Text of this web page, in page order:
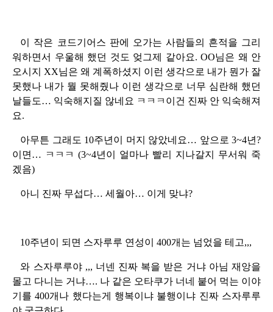
이 작은 코드기어스 판에 오가는 사람들의 흔적을 그리
워하면서 우울해 했던 것도 엊그제 같아요. OO님은 왜 안
오시지 XX님은 왜 계폭하셨지 이런 생각으로 내가 뭔가 잘
못했나 내가 뭘 못해줬나 이런 생각으로 너무 심란해 했던
날들도… 익숙해지질 않네요 ㅋㅋㅋ이건 진짜 안 익숙해져
요.
아무튼 그래도 10주년이 머지 않았네요… 앞으로 3~4년?
이면… ㅋㅋㅋ (3~4년이 얼마나 빨리 지나갈지 무서워 죽
겠음)
아니 진짜 무섭다… 세월아… 이게 맞냐?
10주년이 되면 스자루루 연성이 400개는 넘었을 테고,,,
와 스자루루야 ,,, 너넨 진짜 복을 받은 거냐 아님 재앙을
몰고 다니는 거냐…. 나 같은 오타쿠가 너네 붙어 먹는 이야
기를 400개나 했다는게 행복이냐 불행이냐 진짜 스자루루